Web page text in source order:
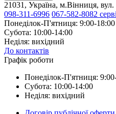
21031, Україна, м.Вінниця,
098-311-6996 067-582-8082
Понеділок-П'ятниця: 9:00-18:00
Субота: 10:00-14:00
Неділя: вихідний
До контактів
Графік роботи
Понеділок-П'ятниця:
Субота: 10:00-14:00
Неділя: вихідний